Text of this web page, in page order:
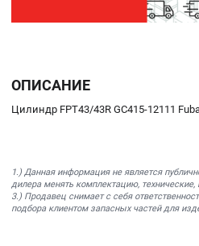
ОПИСАНИЕ
Цилиндр FPT43/43R GC415-12111
1.) Данная информация не является
дилера менять комплектацию,
3.) Продавец снимает с себя
подбора клиентом запасных частей для